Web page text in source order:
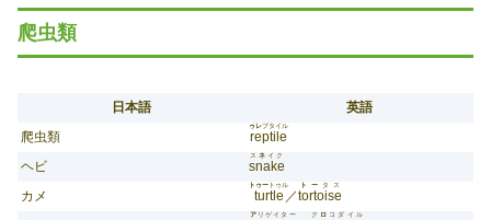
爬虫類
日本語
英語
爬虫類
reptile
ゥレプタイル
ヘビ snake
スネイク
カメ turtle
トゥー トゥル
／tortoise
トー タス
ア リゲイター ク ロ コダイル